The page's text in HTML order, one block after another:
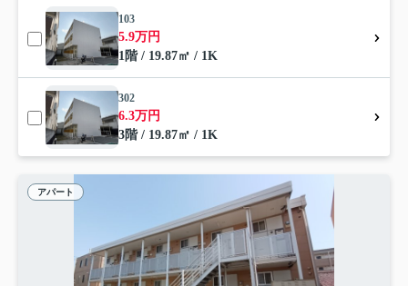
103
5.9万円
1階 / 19.87㎡ / 1K
302
6.3万円
3階 / 19.87㎡ / 1K
アパート